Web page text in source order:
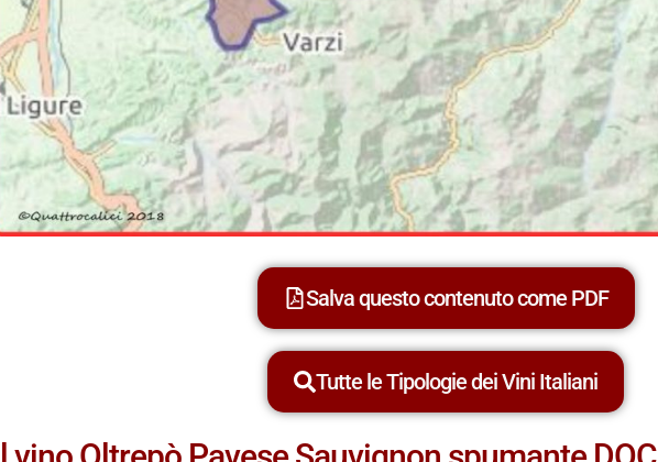
Salva questo contenuto come PDF
Tutte le Tipologie dei Vini Italiani